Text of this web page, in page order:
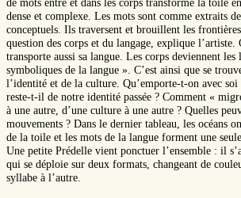
de mots entre et dans les corps transforme la toile
dense et complexe. Les mots sont comme extraits
conceptuels. Ils traversent et brouillent les
question des corps et du langage, explique l’artiste.
transporte aussi sa langue. Les corps deviennent
symboliques de la langue ». C’est ainsi que se
l’identité et de la culture. Qu’emporte-t-on avec
reste-t-il de notre identité passée ? Comment «
à une autre, d’une culture à une autre ? Quelles
mouvements ? Dans le dernier tableau, les océans
de la toile et les mots de la langue forment une
Une petite Prédelle vient ponctuer l’ensemble : il
qui se déploie sur deux formats, changeant de
syllabe à l’autre.